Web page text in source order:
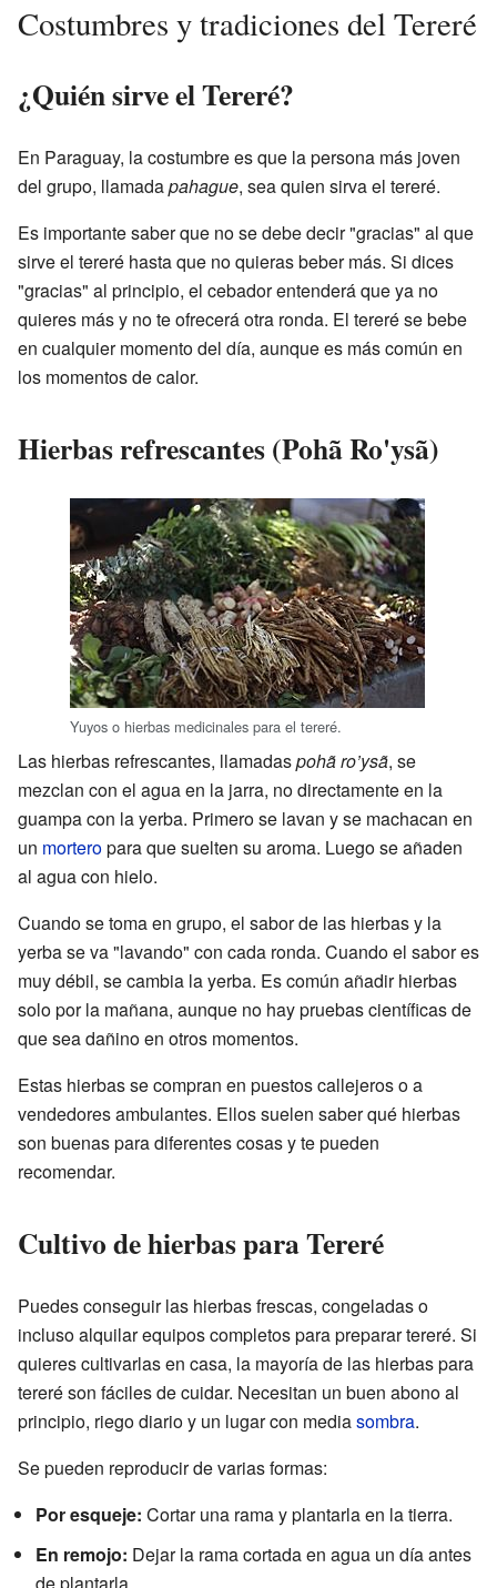
Costumbres y tradiciones del Tereré
¿Quién sirve el Tereré?
En Paraguay, la costumbre es que la persona más joven
del grupo, llamadapahague, sea quien sirva el tereré.
Es importante saber que no se debe decir "gracias" al que
sirve el tereré hasta que no quieras beber más. Si dices
"gracias" al principio, el cebador entenderá que ya no
quieres más y no te ofrecerá otra ronda. El tereré se bebe
en cualquier momento del día, aunque es más común en
los momentos de calor.
Hierbas refrescantes (Pohã Ro'ysã)
Yuyos o hierbas medicinales para el tereré.
Las hierbas refrescantes, llamadaspohã ro’ysã, se
mezclan con el agua en la jarra, no directamente en la
guampa con la yerba. Primero se lavan y se machacan en
un morteropara que suelten su aroma. Luego se añaden
al agua con hielo.
Cuando se toma en grupo, el sabor de las hierbas y la
yerba se va "lavando" con cada ronda. Cuando el sabor es
muy débil, se cambia la yerba. Es común añadir hierbas
solo por la mañana, aunque no hay pruebas científicas de
que sea dañino en otros momentos.
Estas hierbas se compran en puestos callejeros o a
vendedores ambulantes. Ellos suelen saber qué hierbas
son buenas para diferentes cosas y te pueden
recomendar.
Cultivo de hierbas para Tereré
Puedes conseguir las hierbas frescas, congeladas o
incluso alquilar equipos completos para preparar tereré. Si
quieres cultivarlas en casa, la mayoría de las hierbas para
tereré son fáciles de cuidar. Necesitan un buen abono al
principio, riego diario y un lugar con mediasombra.
Se pueden reproducir de varias formas:
Por esqueje: Cortar una rama y plantarla en la tierra.
En remojo: Dejar la rama cortada en agua un día antes